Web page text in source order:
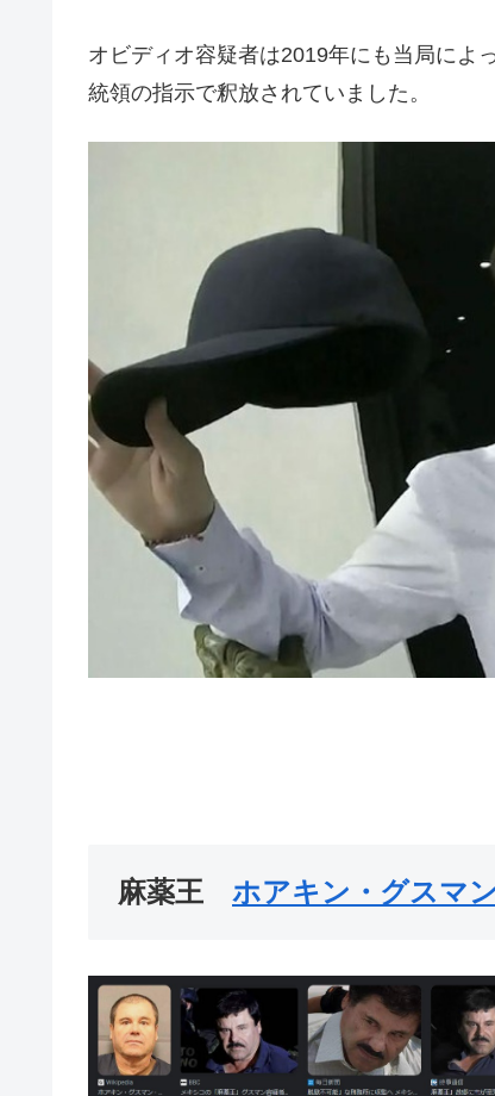
オビディオ容疑者は2019年にも当局によ
統領の指示で釈放されていました。
麻薬王 ホアキン・グスマン